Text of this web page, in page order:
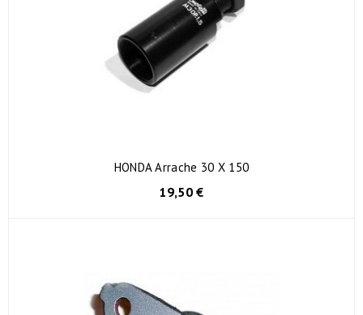
HONDA Arrache 30 X 150
19,50 €